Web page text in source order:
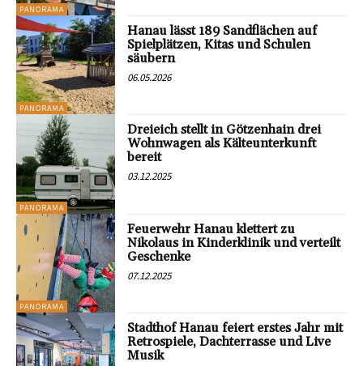
PANORAMA
PANORAMA
Hanau lässt 189 Sandflächen auf
Spielplätzen, Kitas und Schulen
säubern
06.05.2026
PANORAMA
Dreieich stellt in Götzenhain drei
Wohnwagen als Kälteunterkunft
bereit
03.12.2025
PANORAMA
Feuerwehr Hanau klettert zu
Nikolaus in Kinderklinik und verteilt
Geschenke
07.12.2025
Stadthof Hanau feiert erstes Jahr mit
Retrospiele, Dachterrasse und Live
Musik